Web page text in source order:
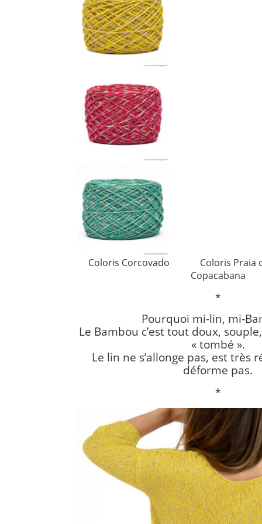
Coloris Corcovado Coloris Praia
Copacabana
*
Pourquoi mi-lin, mi-
Le Bambou c’est tout doux,
« tombé ».
Le lin ne s’allonge pas, est très
déforme pas.
*